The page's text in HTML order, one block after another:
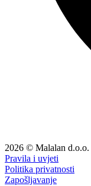
2026 © Malalan d.o.o.
Pravila i uvjeti
Politika privatnosti
Zapošljavanje